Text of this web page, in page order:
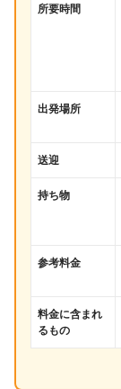
所要時間
出発場所
送迎
持ち物
参考料金
料金に含まれ
るもの